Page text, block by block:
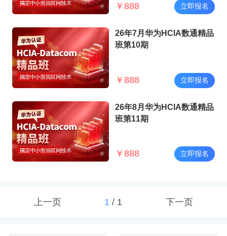
￥ 888 立即报名
26年7月华为HCIA数通精品
班第10期
￥ 888 立即报名
26年8月华为HCIA数通精品
班第11期
￥ 888 立即报名
上一页 1/ 1 下一页